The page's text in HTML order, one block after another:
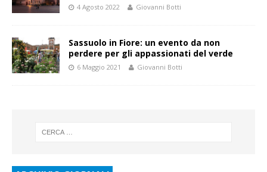
4 Agosto 2022 Giovanni Botti
Sassuolo in Fiore: un evento da non
perdere per gli appassionati del verde
6 Maggio 2021 Giovanni Botti